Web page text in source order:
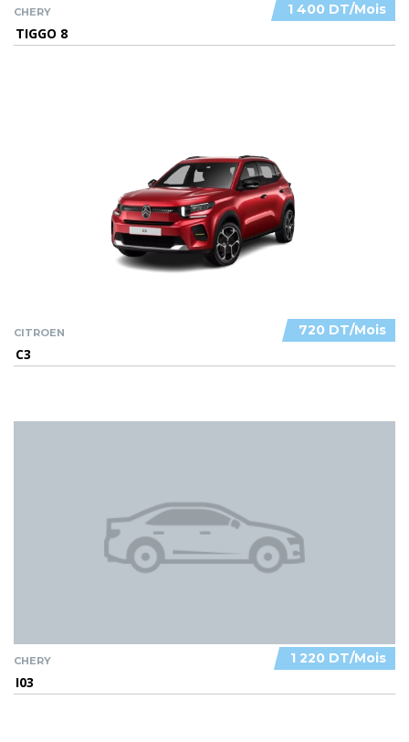
1 400 DT/Mois
CHERY
TIGGO 8
720 DT/Mois
CITROEN
C3
1 220 DT/Mois
CHERY
I03